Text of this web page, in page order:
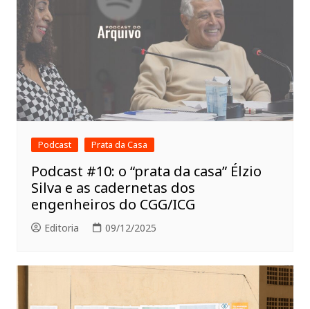
Podcast Prata da Casa
Podcast #10: o “prata da casa” Élzio
Silva e as cadernetas dos
engenheiros do CGG/ICG
Editoria 09/12/2025